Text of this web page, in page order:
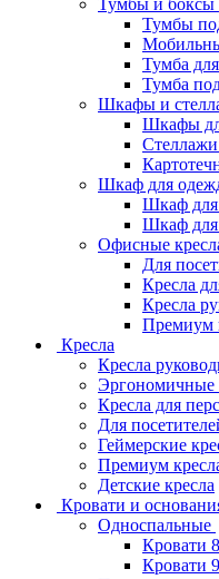
Тумбы
Тумба
Тумба
Шкафы и
Шкафы
Шкаф для
Шкаф
Шкаф для
Офисные
Для
Кресла
Кресла
Премиум
Кресла
Кресла
Эргономичные
Кресла для
Для
Геймерские
Премиум
Детские кресла
Кровати и
Односпальные
Кровати
Кровати